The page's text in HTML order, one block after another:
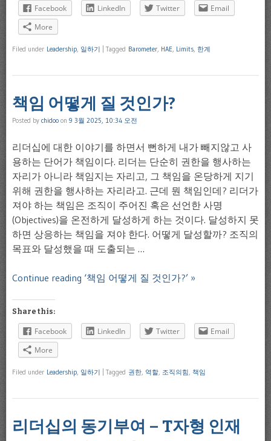
Facebook LinkedIn Twitter
Email
More
Filed under Leadership, 일하기 Tagged Barometer, HAE, Limits, 한계
책임 어떻게 질 것인가?
Posted by chidoo on 9 3월 2025, 10:34 오전
리더십에 대한 이야기를 하면서 뻔하게 내가 빼지않고 사
용하는 단어가 책임이다. 리더는 단순히 권한을 행사하는
자리가 아니라 책임지는 자리고, 그 책임을 온당하게 지기
위해 권한을 행사하는 자리라고. 근데 뭔 책임인데? 리더가
져야 하는 책임은 조직이 주어진 혹은 선언한 사명
(Objectives)을 온전하게 달성하게 하는 것이다. 달성하지 못
하면 상응하는 책임을 져야 한다. 어떻게 달성할까? 조직의
목표와 달성했을 때 도출되는 …
Continue reading ‘책임 어떻게 질 것인가?’ »
Share this:
Facebook LinkedIn Twitter
Email
More
Filed under Leadership, 일하기 Tagged 권한, 역할, 조직의힘, 책임
리더십의 동기부여 – T자형 인재